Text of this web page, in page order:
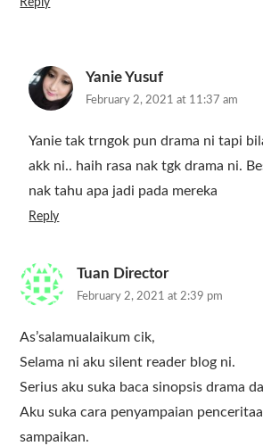
Reply
Yanie Yusuf
February 2, 2021 at 11:37 am
Yanie tak trngok pun drama ni tapi
akk ni.. haih rasa nak tgk drama ni.
nak tahu apa jadi pada mereka
Reply
Tuan Director
February 2, 2021 at 2:39 pm
As’salamualaikum cik,
Selama ni aku silent reader blog ni.
Serius aku suka baca sinopsis drama
Aku suka cara penyampaian
sampaikan.